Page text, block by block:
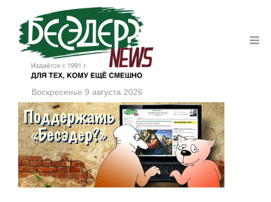
Воскресенье 9 августа 2026